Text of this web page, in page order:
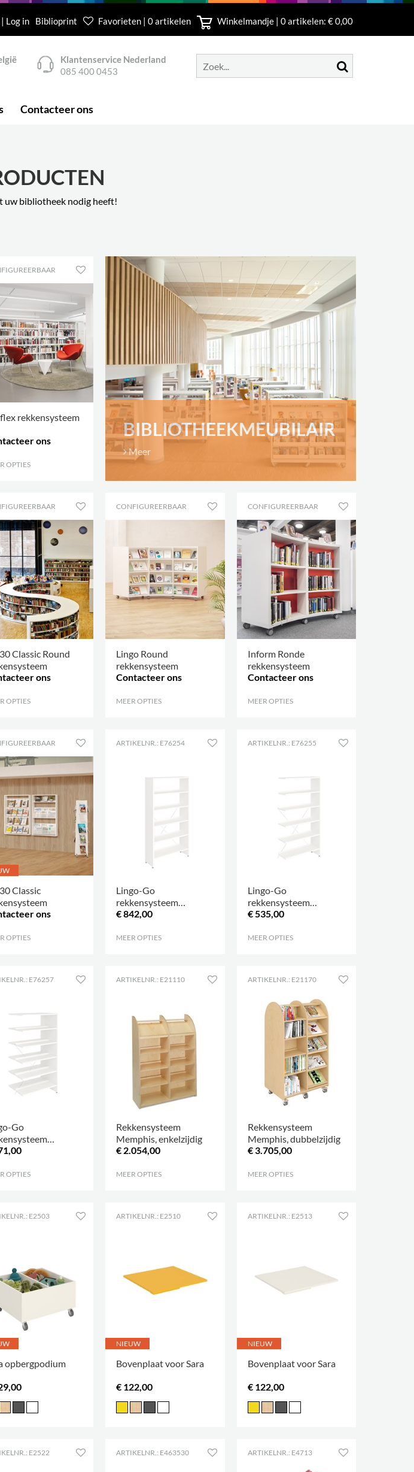
Log in Biblioprint Favorieten | 0 artikelen Winkelmandje | 0artikelen: € 0,00
Klantenservice Nederland
085 400 0453
Contacteer ons
uw bibliotheek nodig heeft!
BIBLIOTHEEKMEUBILAIR
Meer
rekkensysteem
ons
OPTIES
Classic Round
ons
OPTIES
CONFIGUREERBAAR
Lingo Round
rekkensysteem
Contacteer ons
MEER OPTIES
CONFIGUREERBAAR
Inform Ronde
rekkensysteem
Contacteer ons
MEER OPTIES
Classic
ons
OPTIES
ARTIKELNR.: E76254
Lingo-Go
rekkensysteem
enkelzijdig H1820
€ 842,00
MEER OPTIES
ARTIKELNR.: E76255
Lingo-Go
rekkensysteem
enkelzijdig H1820
€ 535,00
MEER OPTIES
E76257
Go
H1820
OPTIES
ARTIKELNR.: E21110
Rekkensysteem
Memphis, enkelzijdig
€ 2.054,00
MEER OPTIES
ARTIKELNR.: E21170
Rekkensysteem
Memphis, dubbelzijdig
€ 3.705,00
MEER OPTIES
E2503
opbergpodium
ARTIKELNR.: E2510
NIEUW
Bovenplaat voor Sara
€ 122,00
ARTIKELNR.: E2513
NIEUW
Bovenplaat voor Sara
€ 122,00
E2522 ARTIKELNR.: E463530 ARTIKELNR.: E4713